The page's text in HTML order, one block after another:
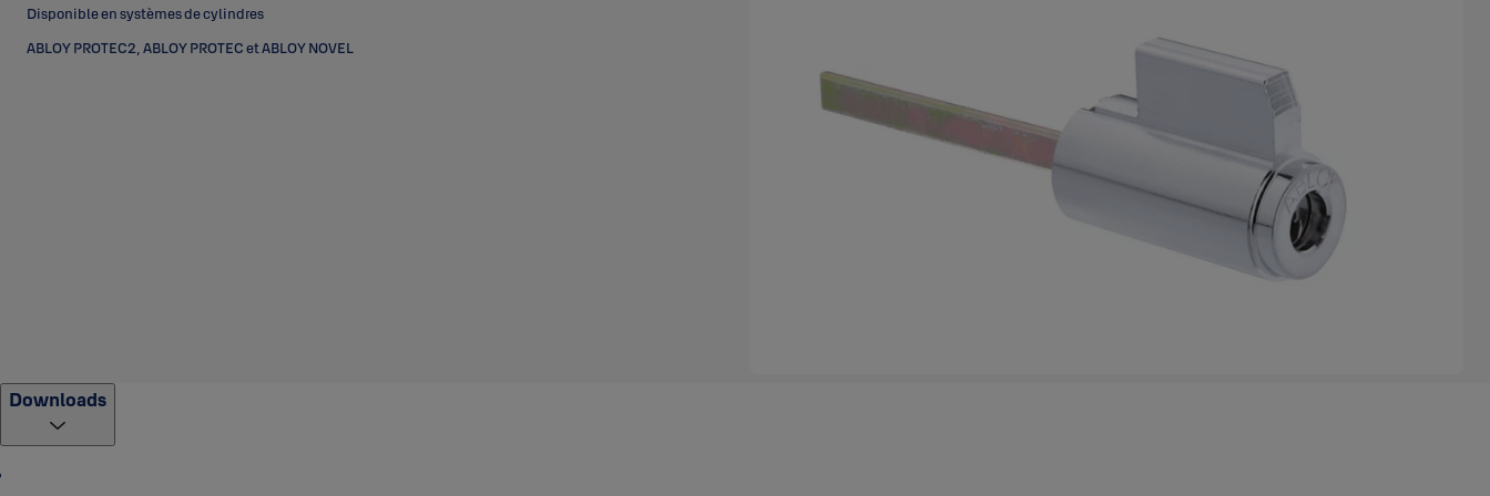
Disponible en systèmes de cylindres
ABLOY PROTEC2, ABLOY PROTEC et ABLOY NOVEL
Downloads